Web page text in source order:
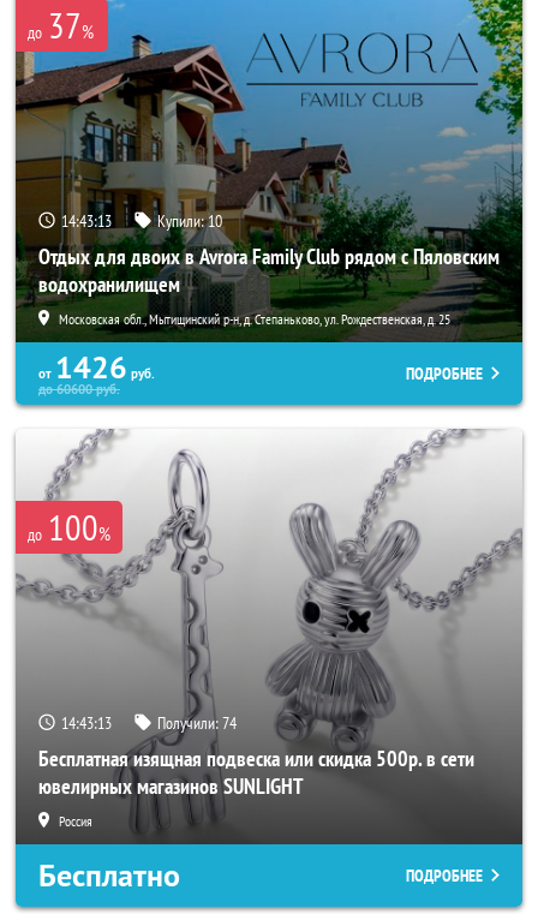
до 37%
14:43:10 Купили:10
Отдых для двоих в Avrora Family Club рядом с Пяловским
водохранилищем
Московская обл., Мытищинский р-н, д. Степаньково, ул. Рождественская, д. 25
от 1426 руб.
до60600руб.
ПОДРОБНЕЕ
до 100%
14:43:10 Получили:74
Бесплатная изящная подвеска или скидка 500р. в сети
ювелирных магазинов SUNLIGHT
Россия
Бесплатно ПОДРОБНЕЕ